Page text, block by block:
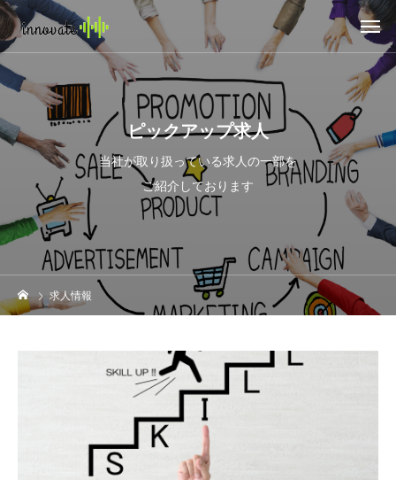
ピックアップ求人
当社が取り扱っている求人の一部を
ご紹介しております
求人情報